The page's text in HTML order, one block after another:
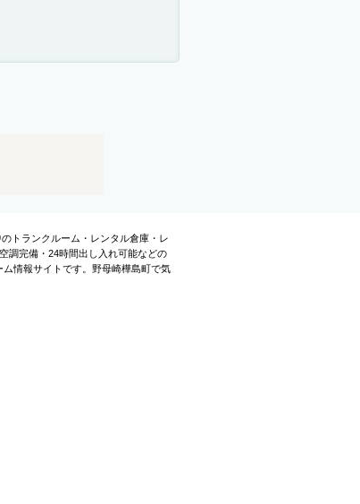
トランクルーム・レンタル倉庫・レ
調完備・24時間出し入れ可能などの
情報サイトです。野母崎樺島町で気